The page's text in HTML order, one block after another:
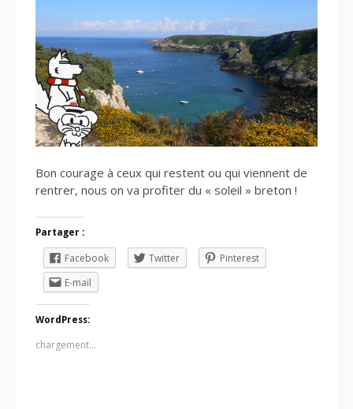
Bon courage à ceux qui restent ou qui viennent de
rentrer, nous on va profiter du « soleil » breton !
Partager :
Facebook Twitter
Pinterest
E-mail
WordPress:
chargement…